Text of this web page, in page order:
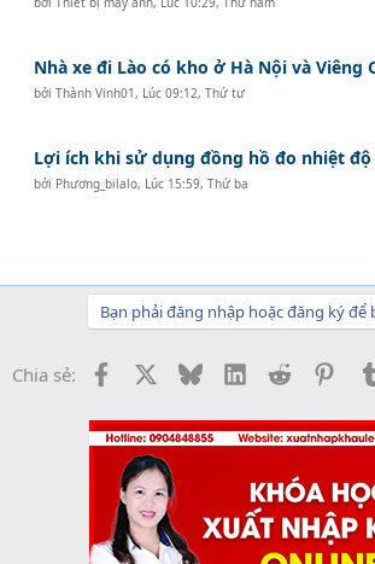
Nhà xe đi Lào có kho ở Hà Nội và Viêng
bởiThành Vinh01 , Lúc 09:12, Thứ tư
Lợi ích khi sử dụng đồng hồ đo nhiệt độ
bởi Phương_bilalo, Lúc 15:59, Thứ ba
Bạn phải đăng nhập hoặc đăng ký để
Chia sẻ: Facebook BlueskyLinkedInReddit